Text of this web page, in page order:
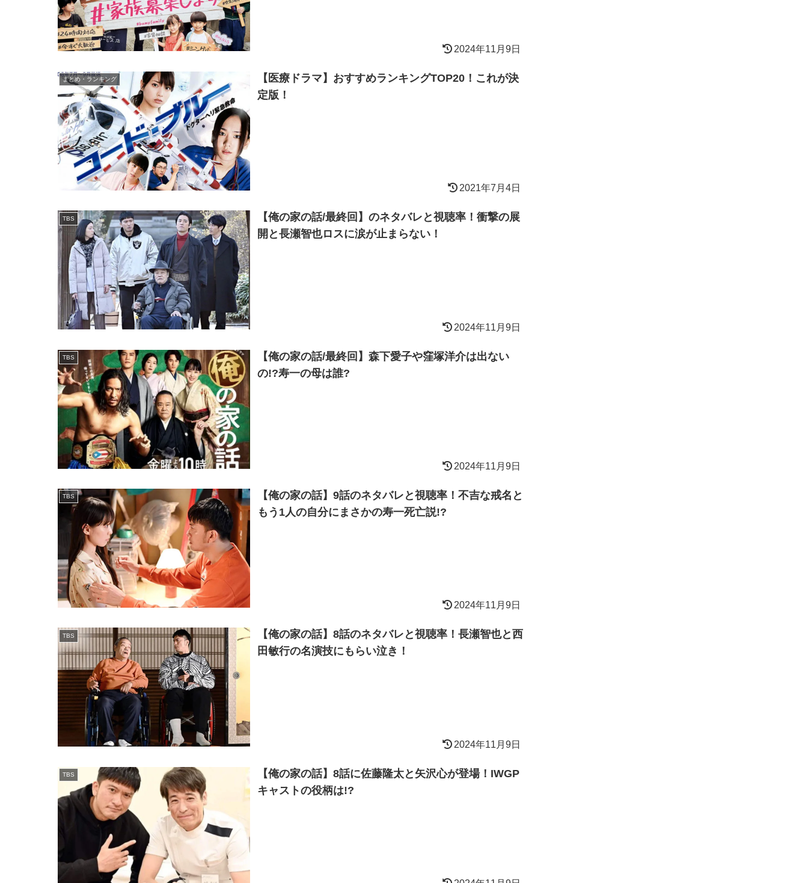
2024年11月9日
まとめ・ランキング
【医療ドラマ】おすすめランキングTOP20！これが決
定版！
2021年7月4日
TBS
【俺の家の話/最終回】のネタバレと視聴率！衝撃の展
開と長瀬智也ロスに涙が止まらない！
2024年11月9日
TBS
【俺の家の話/最終回】森下愛子や窪塚洋介は出ない
の!?寿一の母は誰?
2024年11月9日
TBS
【俺の家の話】9話のネタバレと視聴率！不吉な戒名と
もう1人の自分にまさかの寿一死亡説!?
2024年11月9日
TBS
【俺の家の話】8話のネタバレと視聴率！長瀬智也と西
田敏行の名演技にもらい泣き！
2024年11月9日
TBS
【俺の家の話】8話に佐藤隆太と矢沢心が登場！IWGP
キャストの役柄は!?